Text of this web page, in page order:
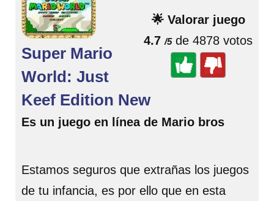
🌟 Valorar juego
4.7 /5de 4878 votos
Super Mario
World: Just
Keef Edition New
Es un juego en línea de Mario bros
Estamos seguros que extrañas los juegos
de tu infancia, es por ello que en esta